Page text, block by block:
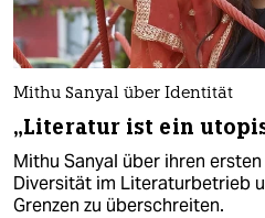
Mithu Sanyal über Identität
„Literatur ist ein
Mithu Sanyal über ihren ersten
Diversität im Literaturbetrieb
Grenzen zu überschreiten.